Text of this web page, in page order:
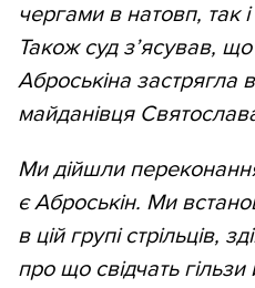
чергами в натовп, так
Також суд з’ясував,
Аброськіна застрягла
майданівця
Ми дійшли
є Аброськін. Ми
в цій групі стрільців,
про що свідчать гільзи